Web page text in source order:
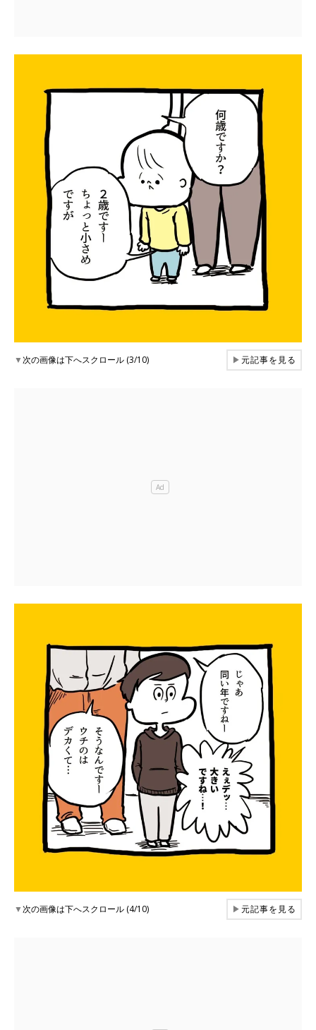
▼次の画像は下へスクロール (3/10) ▶元記事を見る
▼次の画像は下へスクロール (4/10) ▶元記事を見る